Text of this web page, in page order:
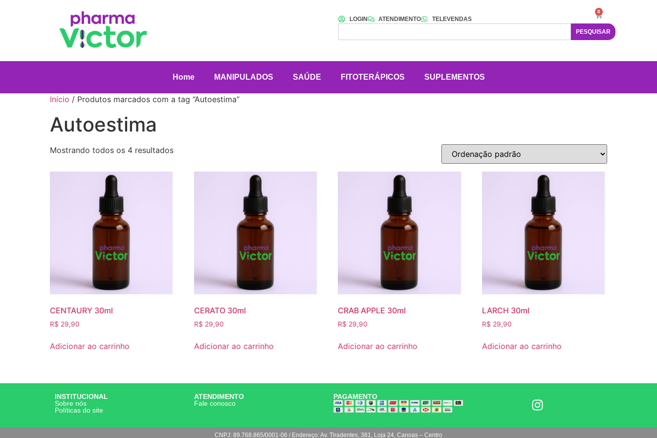
LOGIN ATENDIMENTO
TELEVENDAS
PESQUISAR
0
Home MANIPULADOS SAÚDE FITOTERÁPICOS SUPLEMENTOS
Início / Produtos marcados com a tag “Autoestima”
Autoestima
Mostrando todos os 4 resultados
CENTAURY 30ml
R$ 29,90
Adicionar ao carrinho
CERATO 30ml
R$ 29,90
Adicionar ao carrinho
CRAB APPLE 30ml
R$ 29,90
Adicionar ao carrinho
LARCH 30ml
R$ 29,90
Adicionar ao carrinho
INSTITUCIONAL
Sobre nós
Políticas do site
ATENDIMENTO
Fale conosco
PAGAMENTO
CNPJ: 89.768.865/0001-06 / Endereço: Av. Tiradentes, 381, Loja 24, Canoas – Centro